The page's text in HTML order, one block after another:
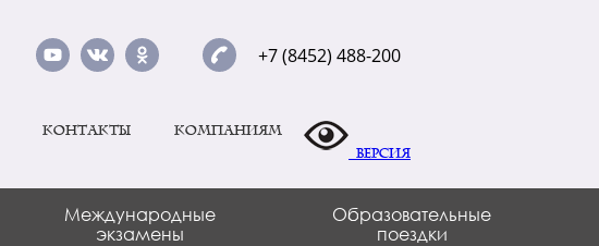
+7 (8452) 488-200
Контакты
Компаниям
Версия
Международные
экзамены
Образовательные
поездки